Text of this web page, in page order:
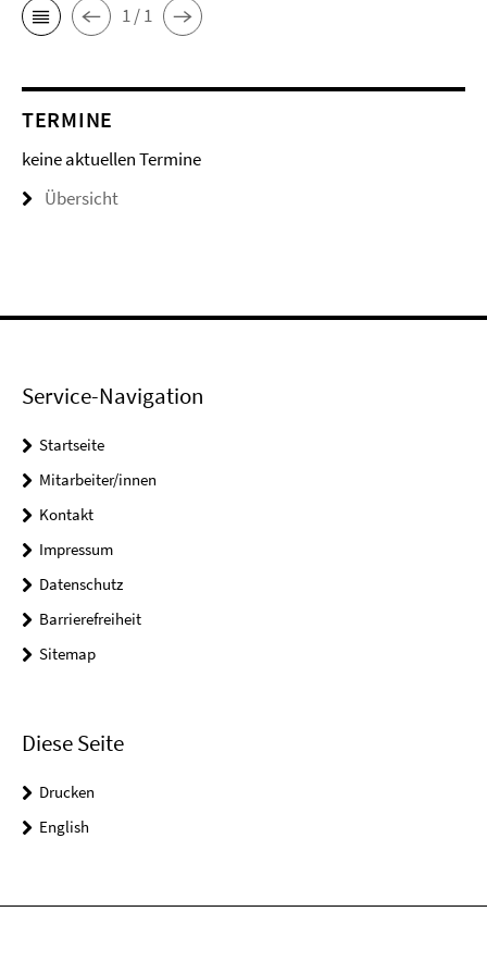
1 / 1
TERMINE
keine aktuellen Termine
Übersicht
Service-Navigation
Startseite
Mitarbeiter/innen
Kontakt
Impressum
Datenschutz
Barrierefreiheit
Sitemap
Diese Seite
Drucken
English